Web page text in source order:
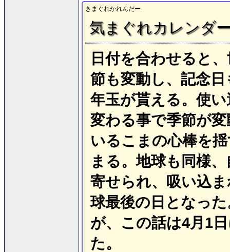
きまぐれかれんだー
気まぐれカレンダ
日付を合わせると
節も変動し、記念
年玉が貰える。使
変わる事で季節が
いるこまの心棒を
まる。地球も同様
寄せられ、吸い込
球最後の日となっ
が、この話は4月1
た。